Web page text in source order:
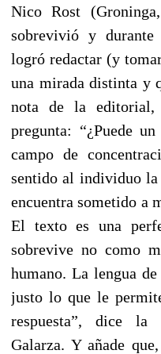
Nico Rost
sobrevivió y durante
logró redactar (y
una mirada distinta y
nota de la
pregunta: “¿Puede
campo de
sentido al individuo la
encuentra sometido a
El texto es una
sobrevive no como
humano. La lengua
justo lo que le
respuesta”, dice la
Galarza. Y añade